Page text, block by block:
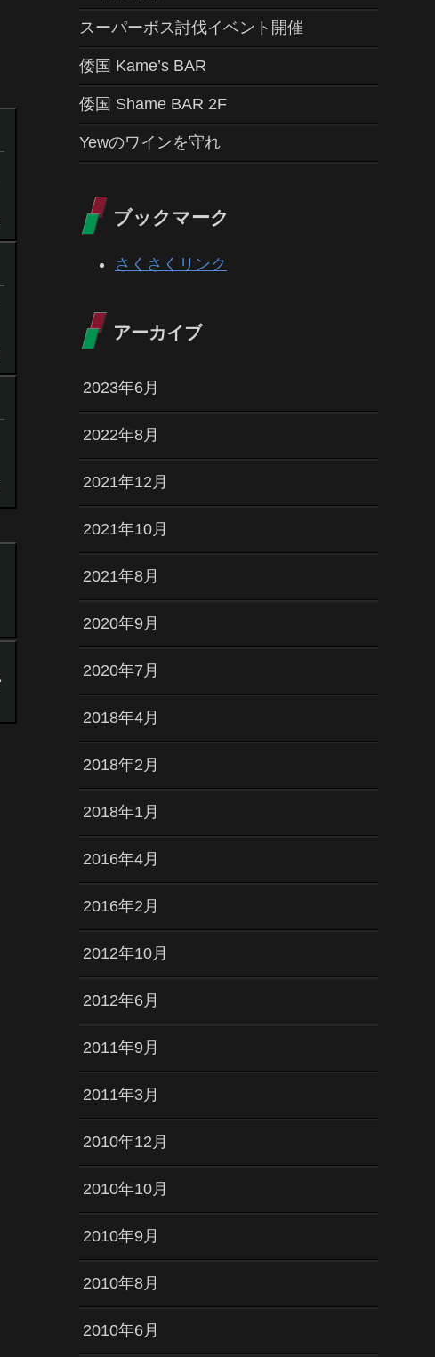
スーパーボス討伐イベント開催
倭国 Kame’s BAR
倭国 Shame BAR 2F
Yewのワインを守れ
ブックマーク
さくさくリンク
アーカイブ
2023年6月
2022年8月
2021年12月
2021年10月
2021年8月
2020年9月
2020年7月
2018年4月
2018年2月
2018年1月
2016年4月
2016年2月
2012年10月
2012年6月
2011年9月
2011年3月
2010年12月
2010年10月
2010年9月
2010年8月
2010年6月